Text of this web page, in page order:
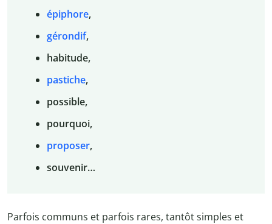
épiphore,
gérondif,
habitude,
pastiche,
possible,
pourquoi,
proposer,
souvenir…
Parfois communs et parfois rares, tantôt simples et